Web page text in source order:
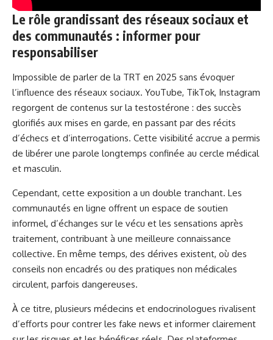
Le rôle grandissant des réseaux sociaux et
des communautés : informer pour
responsabiliser
Impossible de parler de la TRT en 2025 sans évoquer
l’influence des réseaux sociaux. YouTube, TikTok, Instagram
regorgent de contenus sur la testostérone : des succès
glorifiés aux mises en garde, en passant par des récits
d’échecs et d’interrogations. Cette visibilité accrue a permis
de libérer une parole longtemps confinée au cercle médical
et masculin.
Cependant, cette exposition a un double tranchant. Les
communautés en ligne offrent un espace de soutien
informel, d’échanges sur le vécu et les sensations après
traitement, contribuant à une meilleure connaissance
collective. En même temps, des dérives existent, où des
conseils non encadrés ou des pratiques non médicales
circulent, parfois dangereuses.
À ce titre, plusieurs médecins et endocrinologues rivalisent
d’efforts pour contrer les fake news et informer clairement